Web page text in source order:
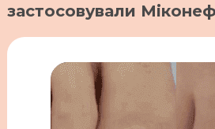
застосовували